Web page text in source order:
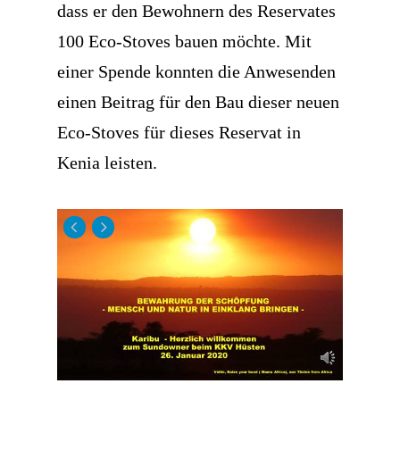
dass er den Bewohnern des Reservates
100 Eco-Stoves bauen möchte. Mit
einer Spende konnten die Anwesenden
einen Beitrag für den Bau dieser neuen
Eco-Stoves für dieses Reservat in
Kenia leisten.